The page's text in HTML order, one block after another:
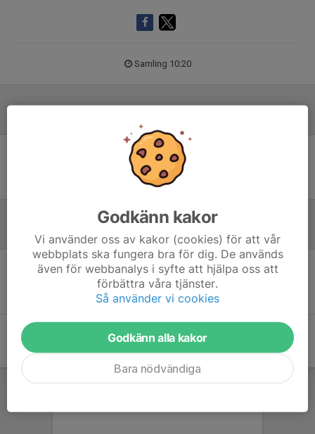
Samling 10:20
Ingen uppställning ifylld
Referat
Inget referat skrivet
Godkänn kakor
Vi använder oss av kakor (cookies) för att vår
webbplats ska fungera bra för dig. De används
även för webbanalys i syfte att hjälpa oss att
förbättra våra tjänster.
Så använder vi cookies
Godkänn alla kakor
Bara nödvändiga